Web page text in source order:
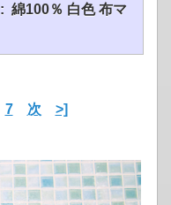
: 綿100％ 白色 布マ
7 次 >]